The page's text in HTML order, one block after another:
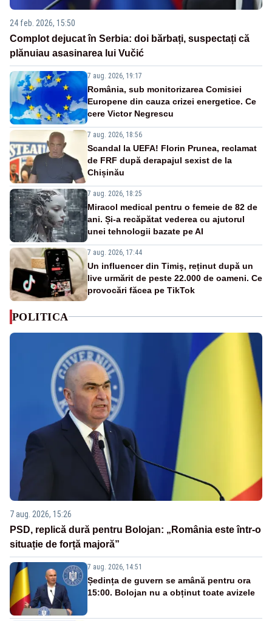
24 feb. 2026, 15:50
Complot dejucat în Serbia: doi bărbați, suspectați că
plănuiau asasinarea lui Vučić
7 aug. 2026, 19:17
România, sub monitorizarea Comisiei
Europene din cauza crizei energetice. Ce
cere Victor Negrescu
7 aug. 2026, 18:56
Scandal la UEFA! Florin Prunea, reclamat
de FRF după derapajul sexist de la
Chișinău
7 aug. 2026, 18:25
Miracol medical pentru o femeie de 82 de
ani. Și-a recăpătat vederea cu ajutorul
unei tehnologii bazate pe AI
7 aug. 2026, 17:44
Un influencer din Timiș, reținut după un
live urmărit de peste 22.000 de oameni. Ce
provocări făcea pe TikTok
POLITICA
7 aug. 2026, 15:26
PSD, replică dură pentru Bolojan: „România este într-o
situație de forță majoră”
7 aug. 2026, 14:51
Ședința de guvern se amână pentru ora
15:00. Bolojan nu a obținut toate avizele